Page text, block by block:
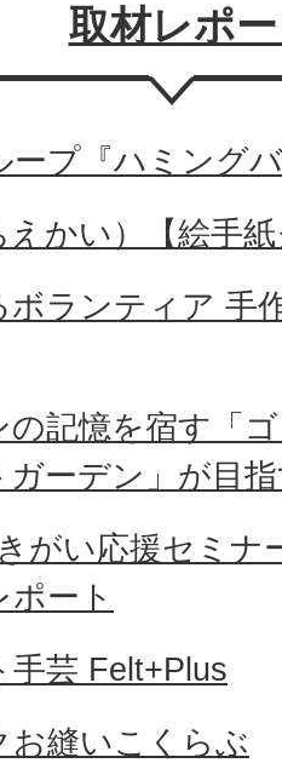
取材レポ
ープ『ハミング
えかい）【絵手
ボランティア 手
の記憶を宿す「
ガーデン」が目
がい応援セミナ
ート
手芸 Felt+Plus
お縫いこくらぶ